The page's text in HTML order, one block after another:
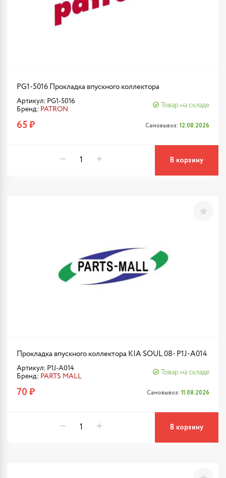
PG1-5016 Прокладка впускного коллектора
Артикул: PG1-5016
Бренд: PATRON
Товар на складе
65 ₽ Самовывоз: 12.08.2026
В корзину
Прокладка впускного коллектора KIA SOUL 08- P1J-A014
Артикул: P1J-A014
Бренд: PARTS MALL
Товар на складе
70 ₽ Самовывоз: 11.08.2026
В корзину